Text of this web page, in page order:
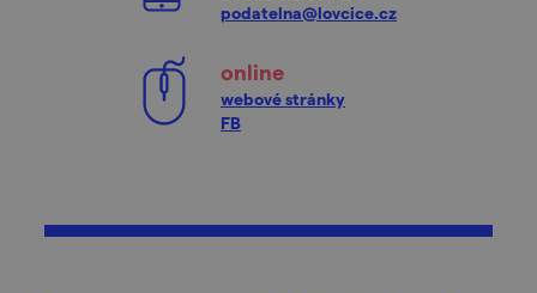
podatelna@lovcice.cz
online
webové stránky
FB